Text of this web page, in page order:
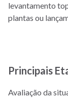
levantamento
plantas ou
Principais
Avaliação da